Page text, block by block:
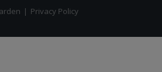
| Privacy Policy